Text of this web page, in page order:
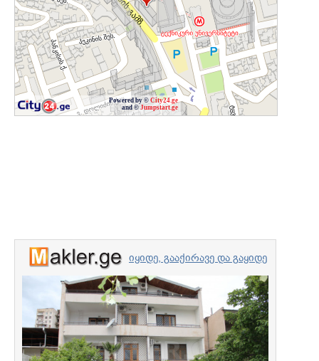
Powered by © City24.ge
and ©Jumpstart.ge
იყიდე, გააქირავე და გაყიდე
უძრავი ქონება
პროფესიონალებთან
ერთად